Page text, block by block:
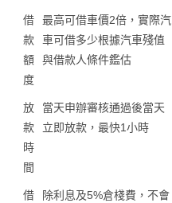
借
款
額
度
最高可借車價2倍，實際汽
車可借多少根據汽車殘值
與借款人條件鑑估
放
款
時
間
當天申辦審核通過後當天
立即放款，最快1小時
借
除利息及5%倉棧費，不會